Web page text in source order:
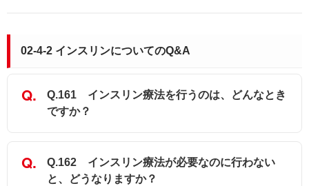
02-4-2 インスリンについてのQ&A
Q.161 インスリン療法を行うのは、どんなとき
ですか？
Q.162 インスリン療法が必要なのに行わない
と、どうなりますか？